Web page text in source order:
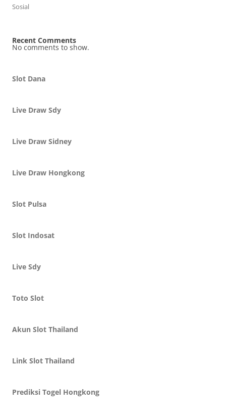
Sosial
Recent Comments
No comments to show.
Slot Dana
Live Draw Sdy
Live Draw Sidney
Live Draw Hongkong
Slot Pulsa
Slot Indosat
Live Sdy
Toto Slot
Akun Slot Thailand
Link Slot Thailand
Prediksi Togel Hongkong